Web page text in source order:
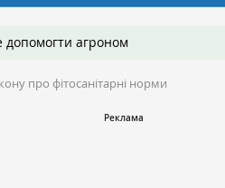
допомогти агроном
про фітосанітарні норми